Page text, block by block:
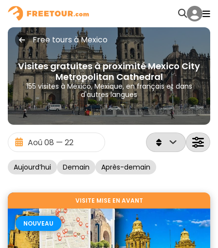
Free tours à Mexico
Visites gratuites à proximité Mexico City
Metropolitan Cathedral
155 visites à Mexico, Mexique, en français et dans
d'autres langues
Aujourd’hui Demain Après-demain
VISITE MISE EN AVANT
NOUVEAU